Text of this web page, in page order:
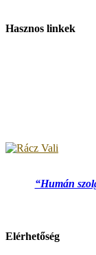
Hasznos linkek
“Humán
Elérhetőség